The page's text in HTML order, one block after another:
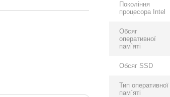
Покоління
процесора Intel
Обсяг
оперативної
пам`яті
Обсяг SSD
Тип оперативної
пам`яті